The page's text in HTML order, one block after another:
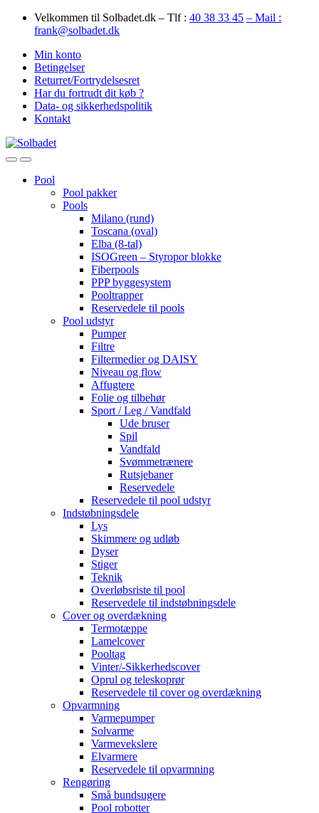
Skip
Skip
Velkommen til Solbadet.dk – Tlf : 40 38 33 45 – Mail :
frank@solbadet.dk
Min konto
Betingelser
Returret/Fortrydelsesret
Har du fortrudt dit køb ?
Data- og sikkerhedspolitik
Kontakt
OpenClose
Pool
Pool pakker
Pools
Milano (rund)
Toscana (oval)
Elba (8-tal)
ISOGreen – Styropor blokke
Fiberpools
PPP byggesystem
Pooltrapper
Reservedele til pools
Pool udstyr
Pumper
Filtre
Filtermedier og DAISY
Niveau og flow
Affugtere
Folie og tilbehør
Sport / Leg / Vandfald
Ude bruser
Spil
Vandfald
Svømmetrænere
Rutsjebaner
Reservedele
Reservedele til pool udstyr
Indstøbningsdele
Lys
Skimmere og udløb
Dyser
Stiger
Teknik
Overløbsriste til pool
Reservedele til indstøbningsdele
Cover og overdækning
Termotæppe
Lamelcover
Pooltag
Vinter/-Sikkerhedscover
Oprul og teleskoprør
Reservedele til cover og overdækning
Opvarmning
Varmepumper
Solvarme
Varmevekslere
Elvarmere
Reservedele til opvarmning
Rengøring
Små bundsugere
Pool robotter